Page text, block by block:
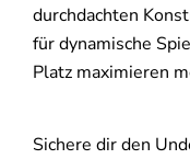
durchdachten
für dynamische
Platz maximieren
Sichere dir den